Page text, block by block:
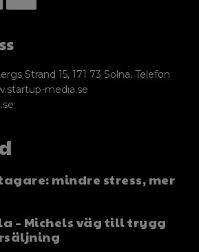
Strand 15, 171 73 Solna. Telefon
media.se
mindre stress, mer
– Michels väg till trygg